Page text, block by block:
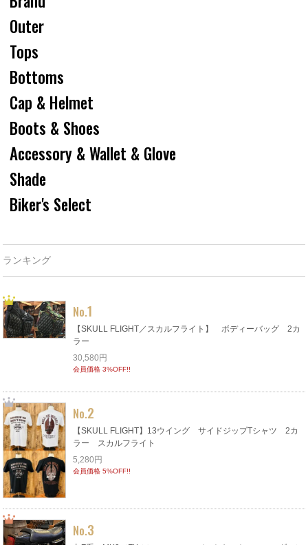
Outer
Tops
Bottoms
Cap & Helmet
Boots & Shoes
Accessory & Wallet & Glove
Shade
Biker's Select
ランキング
No.1
【SKULL FLIGHT／スカルフライト】 ボディーバッグ 2カ
ラー
30,580円
会員価格 3%OFF!!
No.2
【SKULL FLIGHT】13ウイング サイドジップTシャツ 2カ
ラー スカルフライト
5,280円
会員価格 5%OFF!!
No.3